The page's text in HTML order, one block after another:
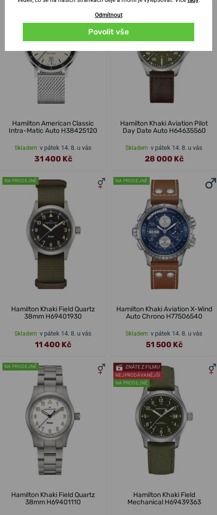
Hamilton American Classic
Intra-Matic Auto H38425120
Skladem v pátek 14. 8. u vás
31 400 Kč
Hamilton Khaki Aviation Pilot
Day Date Auto H64635560
Skladem v pátek 14. 8. u vás
28 000 Kč
NA PRODEJNĚ
Hamilton Khaki Field Quartz
38mm H69401930
Skladem v pátek 14. 8. u vás
11 400 Kč
NA PRODEJNĚ
Hamilton Khaki Aviation X-Wind
Auto Chrono H77506540
Skladem v pátek 14. 8. u vás
51 500 Kč
NA PRODEJNĚ
Hamilton Khaki Field Quartz
38mm H69401110
ZNÁTE Z FILMU
NEJPRODÁVANĚJŠÍ
NA PRODEJNĚ
Hamilton Khaki Field
Mechanical H69439363
Odmítnout
Povolit vše